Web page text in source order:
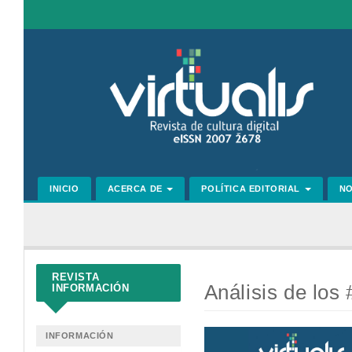
INICIO ACERCA DE POLÍTICA EDITORIAL
REVISTA
INFORMACIÓN
INFORMACIÓN
Análisis de los